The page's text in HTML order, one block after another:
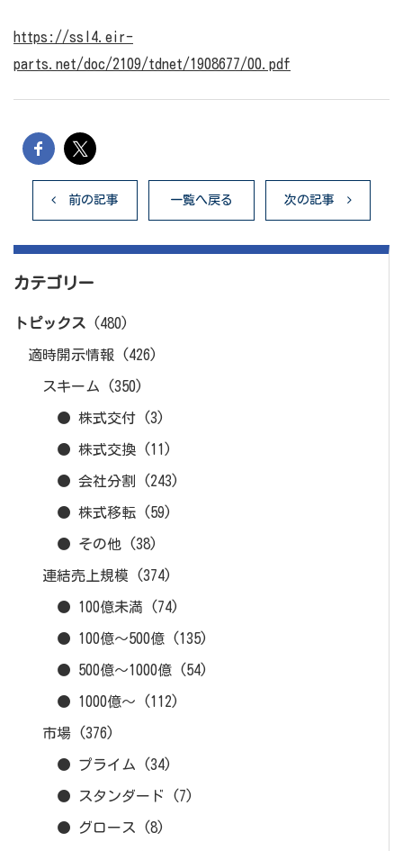
https://ssl4.eir-
parts.net/doc/2109/tdnet/1908677/00.pdf
前の記事 一覧へ戻る 次の記事
カテゴリー
トピックス (480)
適時開示情報 (426)
スキーム (350)
● 株式交付 (3)
● 株式交換 (11)
● 会社分割 (243)
● 株式移転 (59)
● その他 (38)
連結売上規模 (374)
● 100億未満 (74)
● 100億～500億 (135)
● 500億～1000億 (54)
● 1000億～ (112)
市場 (376)
● プライム (34)
● スタンダード (7)
● グロース (8)